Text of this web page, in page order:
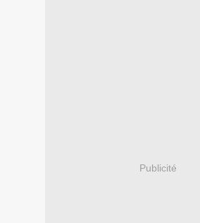
Publicité